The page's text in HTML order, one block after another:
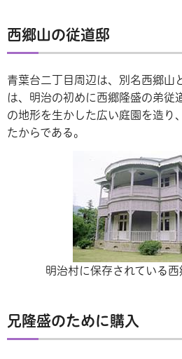
西郷山の従道邸
青葉台二丁目周辺は、別名西郷山
は、明治の初めに西郷隆盛の弟従
の地形を生かした広い庭園を造り
たからである。
明治村に保存されている
兄隆盛のために購入